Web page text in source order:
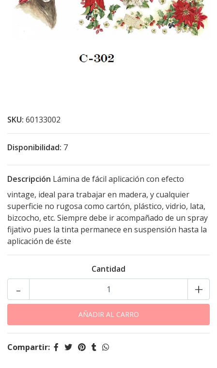
SKU: 60133002
Disponibilidad: 7
Descripción Lámina de fácil aplicación con efecto
vintage, ideal para trabajar en madera, y cualquier
superficie no rugosa como cartón, plástico, vidrio, lata,
bizcocho, etc. Siempre debe ir acompañado de un spray
fijativo pues la tinta permanece en suspensión hasta la
aplicación de éste
Cantidad
+
-
Compartir: